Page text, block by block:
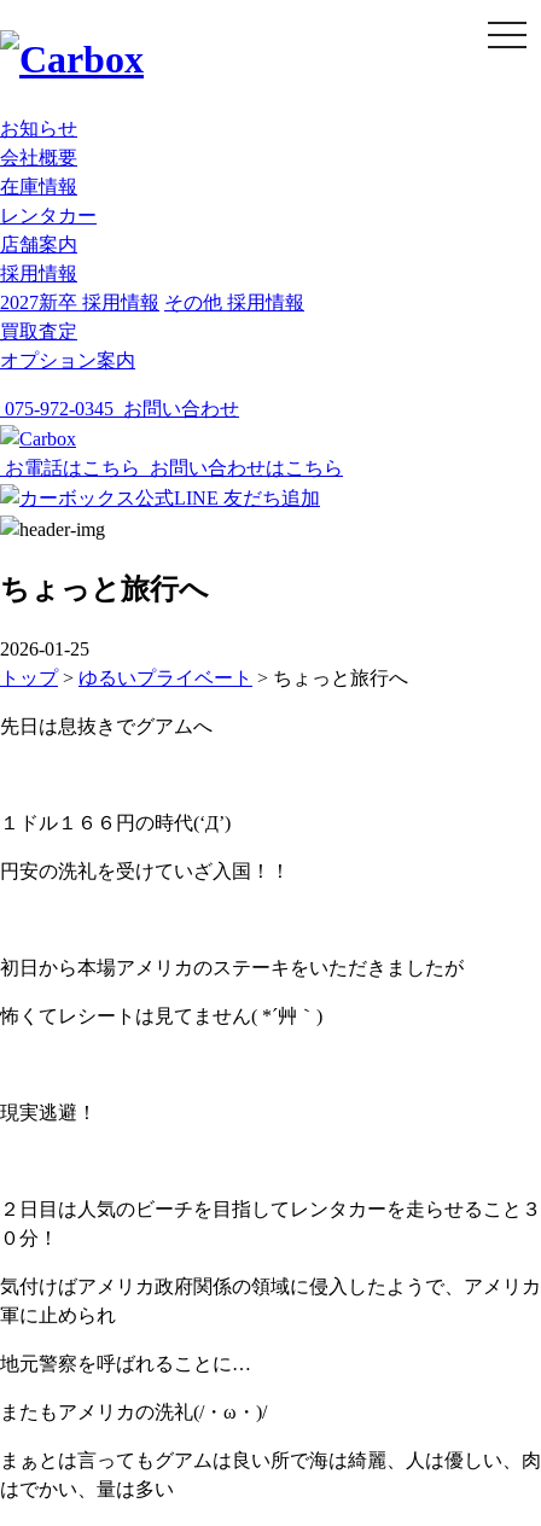
お知らせ
会社概要
在庫情報
レンタカー
店舗案内
採用情報
2027新卒 採用情報 その他 採用情報
買取査定
オプション案内
075-972-0345 お問い合わせ
t
o
お電話はこちら お問い合わせはこちら
ちょっと旅行へ
2026-01-25
トップ> ゆるいプライベート > ちょっと旅行へ
先日は息抜きでグアムへ
１ドル１６６円の時代(‘Д’)
円安の洗礼を受けていざ入国！！
初日から本場アメリカのステーキをいただきましたが
怖くてレシートは見てません( *´艸｀)
現実逃避！
２日目は人気のビーチを目指してレンタカーを走らせること３
０分！
気付けばアメリカ政府関係の領域に侵入したようで、アメリカ
軍に止められ
地元警察を呼ばれることに…
またもアメリカの洗礼(/・ω・)/
まぁとは言ってもグアムは良い所で海は綺麗、人は優しい、肉
はでかい、量は多い